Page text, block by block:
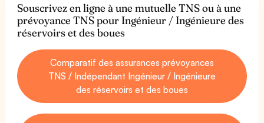
Souscrivez en ligne à une mutuelle TNS ou à une
prévoyance TNS pour Ingénieur / Ingénieure des
réservoirs et des boues
Comparatif des assurances prévoyances
TNS / Indépendant Ingénieur / Ingénieure
des réservoirs et des boues